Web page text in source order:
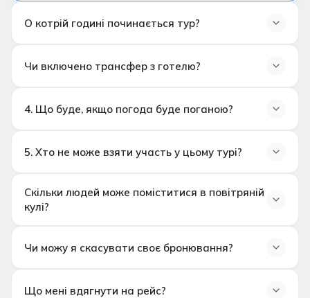
О котрій годині починається тур?
4:30–5:00 ранку, в залежності від сезону та часу
Чи включено трансфер з готелю?
містах Каппадокії
км від Каппадокії
4. Що буде, якщо погода буде поганою?
метеорологічних умовах. Якщо рейс скасовано
будуть повністю повернені.
5. Хто не може взяти участь у цьому турі?
Вагітні жінки
Скільки людей може поміститися в повітряній
кулі?
Чи можу я скасувати своє бронювання?
за 24 години
Що мені вдягнути на рейс?